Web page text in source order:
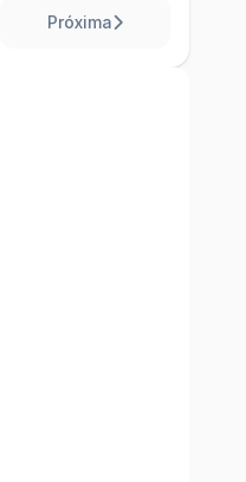
Próxima